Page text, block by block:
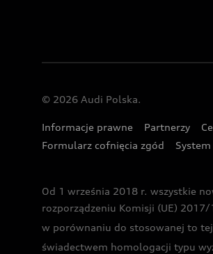
© 2026 Audi Polska.
Informacje prawne Partnerzy
Formularz cofnięcia zgód
System
Od 1 września 2018 r. wszystkie
rozporządzeniu Komisji (UE)
w porównaniu do stosowanej to
świadectwem homologacji typu